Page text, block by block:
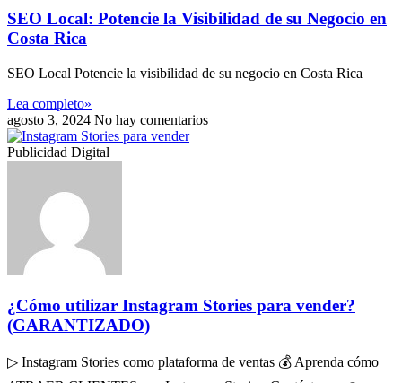
SEO Local: Potencie la Visibilidad de su Negocio en
Costa Rica
SEO Local Potencie la visibilidad de su negocio en Costa Rica
Lea completo»
agosto 3, 2024 No hay comentarios
Publicidad Digital
¿Cómo utilizar Instagram Stories para vender?
(GARANTIZADO)
▷ Instagram Stories como plataforma de ventas 💰 Aprenda cómo